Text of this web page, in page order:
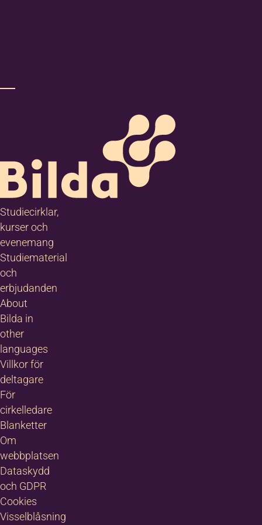
Studiecirklar,
kurser och
evenemang
Studiematerial
och
erbjudanden
About
Bilda in
other
languages
Villkor för
deltagare
För
cirkelledare
Blanketter
Om
webbplatsen
Dataskydd
och GDPR
Cookies
Visselblåsning